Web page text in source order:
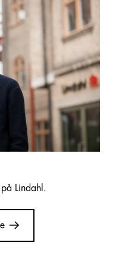
Lindahl.